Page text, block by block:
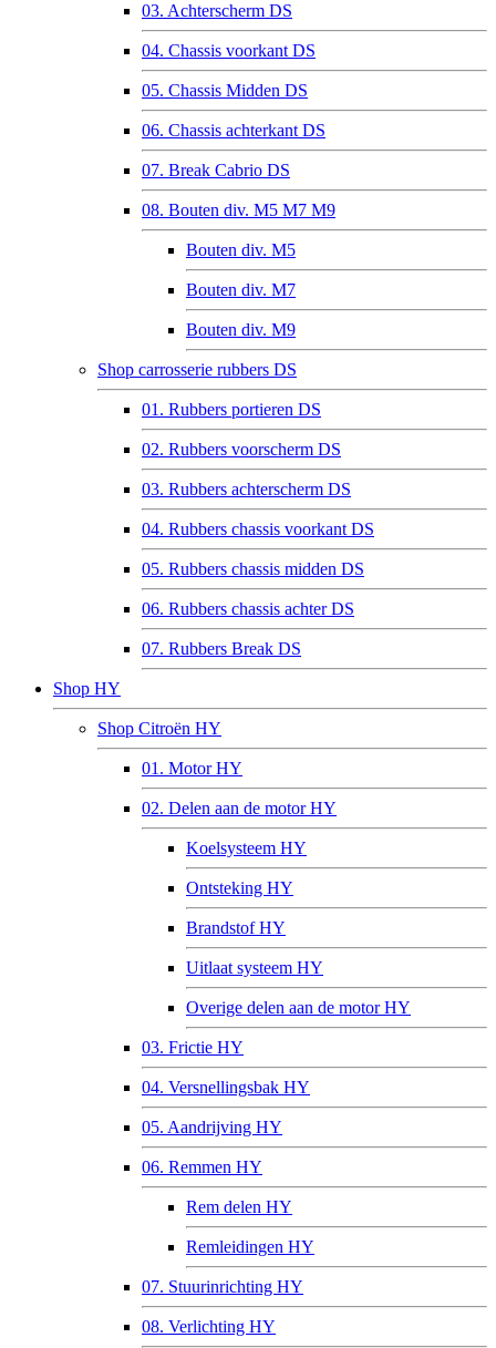
03. Achterscherm DS
04. Chassis voorkant DS
05. Chassis Midden DS
06. Chassis achterkant DS
07. Break Cabrio DS
08. Bouten div. M5 M7 M9
Bouten div. M5
Bouten div. M7
Bouten div. M9
Shop carrosserie rubbers DS
01. Rubbers portieren DS
02. Rubbers voorscherm DS
03. Rubbers achterscherm DS
04. Rubbers chassis voorkant DS
05. Rubbers chassis midden DS
06. Rubbers chassis achter DS
07. Rubbers Break DS
Shop HY
Shop Citroën HY
01. Motor HY
02. Delen aan de motor HY
Koelsysteem HY
Ontsteking HY
Brandstof HY
Uitlaat systeem HY
Overige delen aan de motor HY
03. Frictie HY
04. Versnellingsbak HY
05. Aandrijving HY
06. Remmen HY
Rem delen HY
Remleidingen HY
07. Stuurinrichting HY
08. Verlichting HY